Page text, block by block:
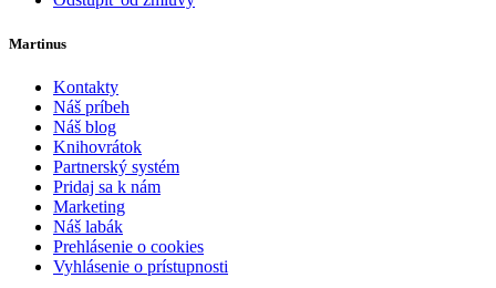
Martinus
Kontakty
Náš príbeh
Náš blog
Knihovrátok
Partnerský systém
Pridaj sa k nám
Marketing
Náš labák
Prehlásenie o cookies
Vyhlásenie o prístupnosti